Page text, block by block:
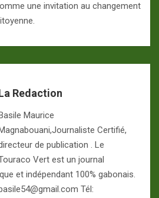
une invitation au changement
Redaction
Maurice
Certifié,
de publication . Le
Vert est un journal
et indépendant 100% gabonais.
Tél: